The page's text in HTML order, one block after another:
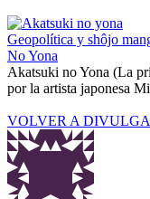
Geopolítica y shôjo
No Yona
Akatsuki no Yona (La
por la artista japonesa
VOLVER A